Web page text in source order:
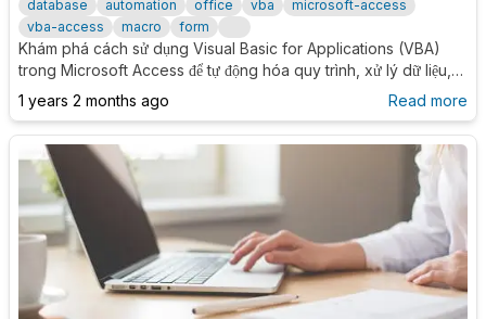
database automation office vba
microsoft-access
vba-access
macro form
Khám phá cách sử dụng Visual Basic for Applications (VBA)
trong Microsoft Access để tự động hóa quy trình, xử lý dữ liệu,
và xây dựng các chức năng tùy chỉnh. Bài viết hướng dẫn chi tiết
từ cơ bản đến nâng cao cùng ví dụ thực tế.
1 years 2 months ago Read more